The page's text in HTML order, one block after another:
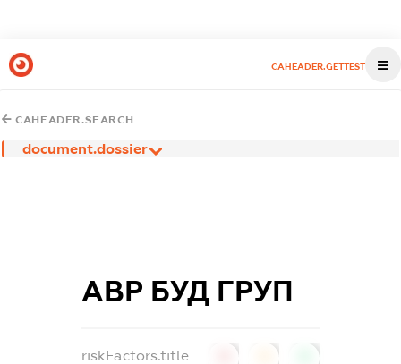
CAHEADER.GETTEST
CAHEADER.SEARCH
document.dossier
АВР БУД ГРУП
riskFactors.title